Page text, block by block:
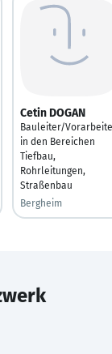
Cetin DOGAN
Bauleiter/
in den Bereichen
Tiefbau,
Rohrleitungen,
Straßenbau
Bergheim